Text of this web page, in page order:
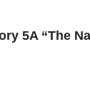
5A “The